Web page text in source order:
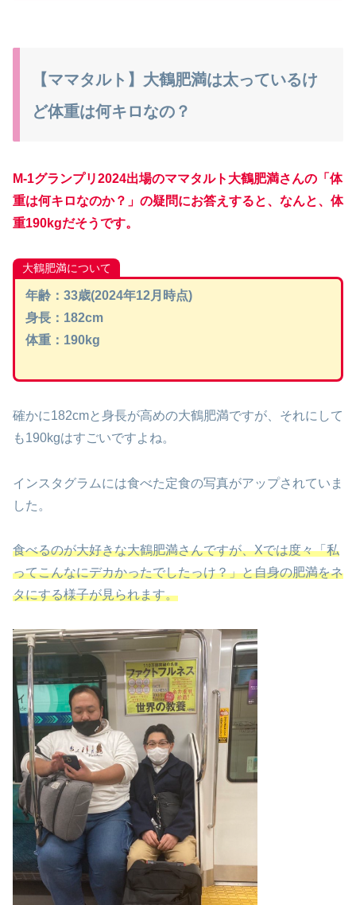
【ママタルト】大鶴肥満は太っているけ
ど体重は何キロなの？
M-1グランプリ2024出場のママタルト大鶴肥満さんの「体
重は何キロなのか？」の疑問にお答えすると、なんと、体
重190kgだそうです。
大鶴肥満について
年齢：33歳(2024年12月時点)
身長：182cm
体重：190kg
確かに182cmと身長が高めの大鶴肥満ですが、それにして
も190kgはすごいですよね。
インスタグラムには食べた定食の写真がアップされていま
した。
食べるのが大好きな大鶴肥満さんですが、Xでは度々「私
ってこんなにデカかったでしたっけ？」と自身の肥満をネ
タにする様子が見られます。